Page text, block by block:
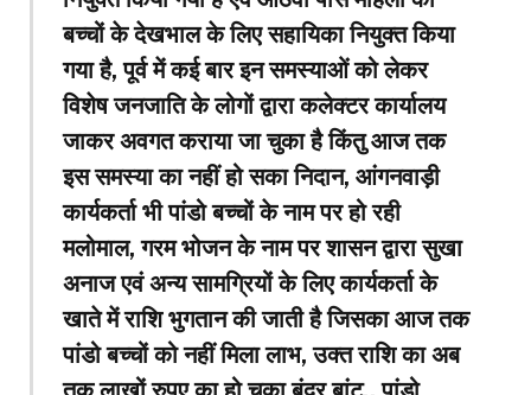
बच्चों के देखभाल के लिए सहायिका नियुक्त किया
गया है, पूर्व में कई बार इन समस्याओं को लेकर
विशेष जनजाति के लोगों द्वारा कलेक्टर कार्यालय
जाकर अवगत कराया जा चुका है किंतु आज तक
इस समस्या का नहीं हो सका निदान, आंगनवाड़ी
कार्यकर्ता भी पांडो बच्चों के नाम पर हो रही
मलोमाल, गरम भोजन के नाम पर शासन द्वारा सुखा
अनाज एवं अन्य सामग्रियों के लिए कार्यकर्ता के
खाते में राशि भुगतान की जाती है जिसका आज तक
पांडो बच्चों को नहीं मिला लाभ, उक्त राशि का अब